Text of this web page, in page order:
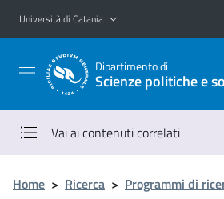
Vai al contenuto principale
Vai al menu di navigazione
Università di Catania
Dipartimento di
Scienze politiche e
Vai ai contenuti correlati
Home > Ricerca > Programmi di